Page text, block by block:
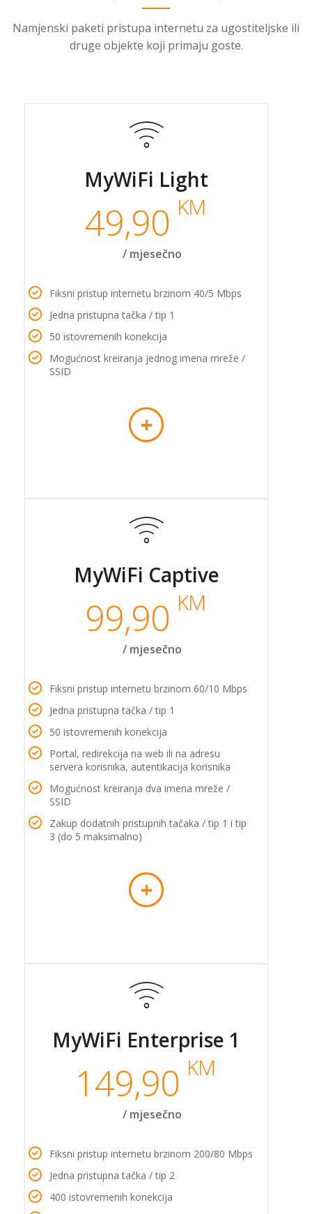
Namjenski paketi pristupa internetu za ugostiteljske ili
druge objekte koji primaju goste.
MyWiFi Light
49,90 KM
/ mjesečno
Fiksni pristup internetu brzinom 40/5 Mbps
Jedna pristupna tačka / tip 1
50 istovremenih konekcija
Mogućnost kreiranja jednog imena mreže /
SSID
+
MyWiFi Captive
99,90 KM
/ mjesečno
Fiksni pristup internetu brzinom 60/10 Mbps
Jedna pristupna tačka / tip 1
50 istovremenih konekcija
Portal, redirekcija na web ili na adresu
servera korisnika, autentikacija korisnika
Mogućnost kreiranja dva imena mreže /
SSID
Zakup dodatnih pristupnih tačaka / tip 1 i tip
3 (do 5 maksimalno)
+
MyWiFi Enterprise 1
149,90 KM
/ mjesečno
Fiksni pristup internetu brzinom 200/80 Mbps
Jedna pristupna tačka / tip 2
400 istovremenih konekcija